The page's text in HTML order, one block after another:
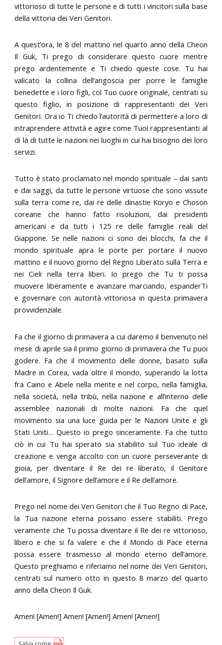
vittorioso di tutte le persone e di tutti i vincitori sulla base
della vittoria dei Veri Genitori.
A quest’ora, le 8 del mattino nel quarto anno della Cheon
Il Guk, Ti prego di considerare questo cuore mentre
prego ardentemente e Ti chiedo queste cose. Tu hai
valicato la collina dell’angoscia per porre le famiglie
benedette e i loro figli, col Tuo cuore originale, centrati su
questo figlio, in posizione di rappresentanti dei Veri
Genitori. Ora io Ti chiedo l’autorità di permettere a loro di
intraprendere attività e agire come Tuoi rappresentanti al
di là di tutte le nazioni nei luoghi in cui hai bisogno dei loro
servizi.
Tutto è stato proclamato nel mondo spirituale – dai santi
e dai saggi, da tutte le persone virtuose che sono vissute
sulla terra come re, dai re delle dinastie Koryo e Choson
coreane che hanno fatto risoluzioni, dai presidenti
americani e da tutti i 125 re delle famiglie reali del
Giappone. Se nelle nazioni ci sono dei blocchi, fa che il
mondo spirituale apra le porte per portare il nuovo
mattino e il nuovo giorno del Regno Liberato sulla Terra e
nei Cieli nella terra liberi. Io prego che Tu ti possa
muovere liberamente e avanzare marciando, espanderTi
e governare con autorità vittoriosa in questa primavera
provvidenziale.
Fa che il giorno di primavera a cui daremo il benvenuto nel
mese di aprile sia il primo giorno di primavera che Tu puoi
godere. Fa che il movimento delle donne, basato sulla
Madre in Corea, vada oltre il mondo, superando la lotta
fra Caino e Abele nella mente e nel corpo, nella famiglia,
nella società, nella tribù, nella nazione e all’interno delle
assemblee nazionali di molte nazioni. Fa che quel
movimento sia una luce guida per le Nazioni Unite e gli
Stati Uniti… Questo io prego sinceramente. Fa che tutto
ciò in cui Tu hai sperato sia stabilito sul Tuo ideale di
creazione e venga accolto con un cuore perseverante di
gioia, per diventare il Re dei re liberato, il Genitore
dell’amore, il Signore dell’amore e il Re dell’amore.
Prego nel nome dei Veri Genitori che il Tuo Regno di Pace,
la Tua nazione eterna possano essere stabiliti. Prego
veramente che Tu possa diventare il Re dei re vittorioso,
libero e che si fa valere e che il Mondo di Pace eterna
possa essere trasmesso al mondo eterno dell’amore.
Questo preghiamo e riferiamo nel nome dei Veri Genitori,
centrati sul numero otto in questo 8 marzo del quarto
anno della Cheon Il Guk.
Amen! [Amen!] Amen! [Amen!] Amen! [Amen!]